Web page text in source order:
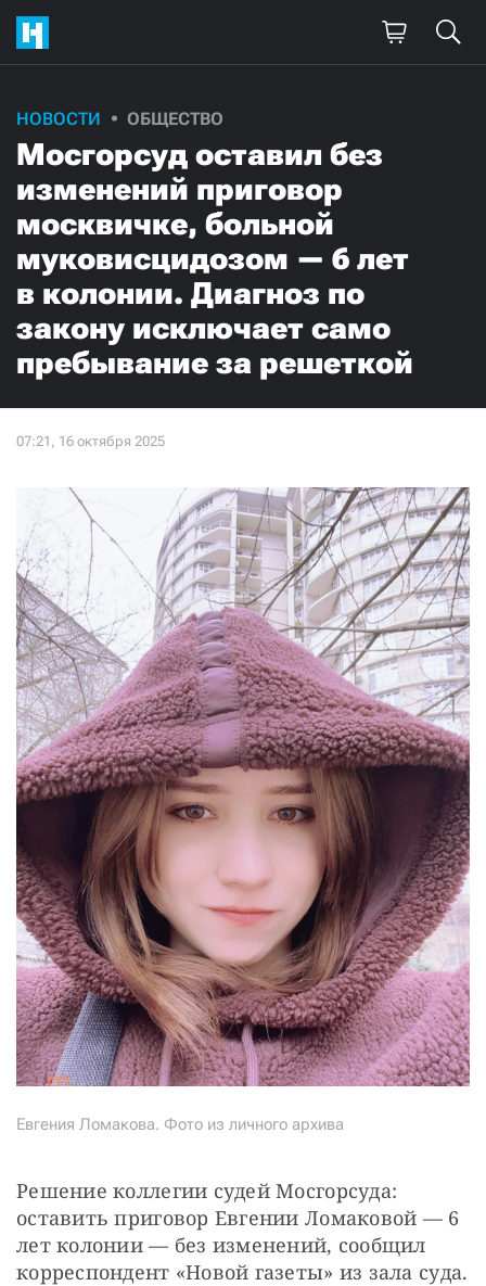
НОВОСТИ ОБЩЕСТВО
Мосгорсуд оставил без
изменений приговор
москвичке, больной
муковисцидозом — 6 лет
в колонии. Диагноз по
закону исключает само
пребывание за решеткой
Евгения Ломакова. Фото из личного архива
Решение коллегии судей Мосгорсуда:
оставить приговор Евгении Ломаковой — 6
лет колонии — без изменений, сообщил
корреспондент «Новой газеты» из зала суда.